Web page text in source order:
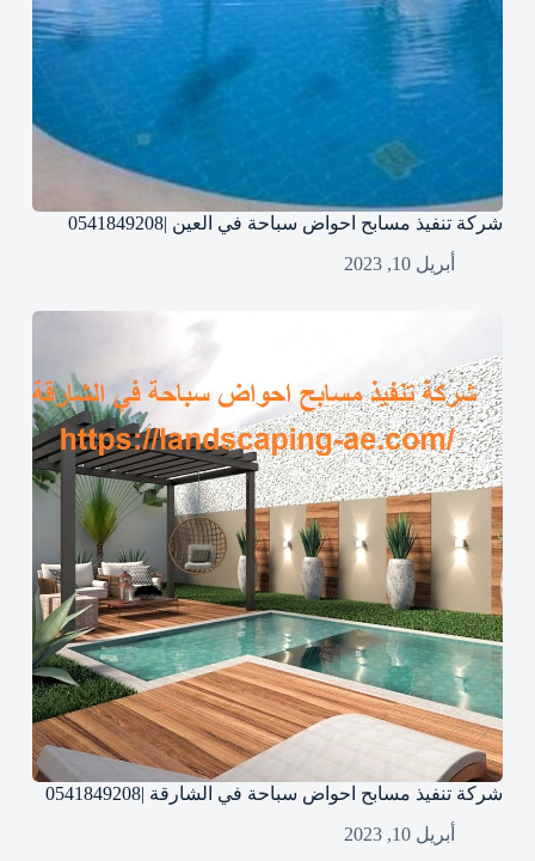
شركة تنفيذ مسابح احواض سباحة في العين |0541849208
أبريل 10, 2023
شركة تنفيذ مسابح احواض سباحة في الشارقة |0541849208
أبريل 10, 2023